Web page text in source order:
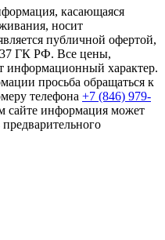
касающаяся
носит
публичной офертой,
ГК РФ. Все цены,
информационный характер.
просьба обращаться к
телефона +7 (846) 979-
сайте информация может